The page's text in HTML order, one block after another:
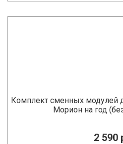
Комплект сменных модулей
Морион на год
2 590